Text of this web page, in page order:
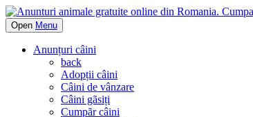
Open Menu
Anunțuri câini
back
Adopții câini
Câini de vânzare
Câini gãsiți
Cumpãr câini